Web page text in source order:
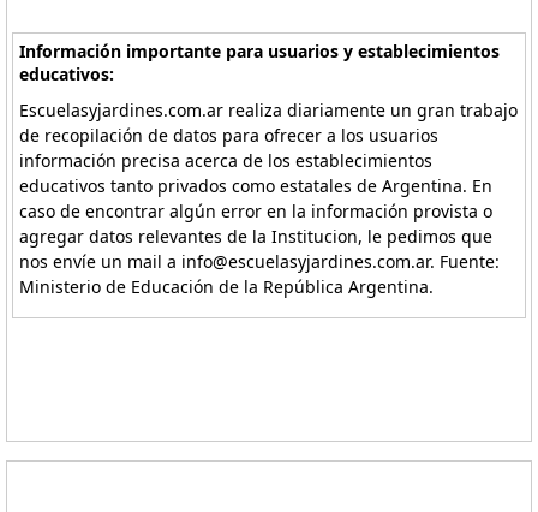
Información importante para usuarios y establecimientos
educativos:
Escuelasyjardines.com.ar realiza diariamente un gran trabajo
de recopilación de datos para ofrecer a los usuarios
información precisa acerca de los establecimientos
educativos tanto privados como estatales de Argentina. En
caso de encontrar algún error en la información provista o
agregar datos relevantes de la Institucion, le pedimos que
nos envíe un mail a info@escuelasyjardines.com.ar. Fuente:
Ministerio de Educación de la República Argentina.